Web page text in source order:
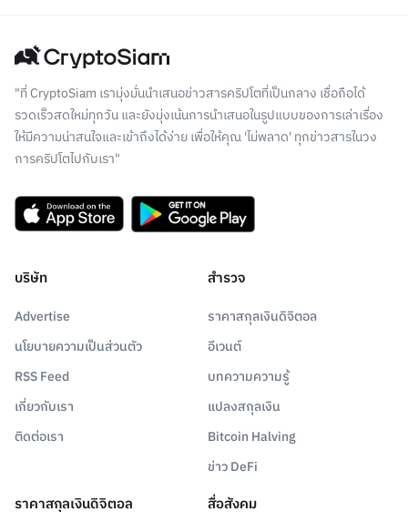
"ที่ CryptoSiam เรามุ่งมั่นนำเสนอข่าวสารคริปโตที่เป็นกลาง เชื่อถือได้
รวดเร็วสดใหม่ทุกวัน และยังมุ่งเน้นการนำเสนอในรูปแบบของการเล่าเรื่อง
ให้มีความน่าสนใจและเข้าถึงได้ง่าย เพื่อให้คุณ 'ไม่พลาด' ทุกข่าวสารในวง
การคริปโตไปกับเรา"
บริษัท
Advertise
นโยบายความเป็นส่วนตัว
RSS Feed
เกี่ยวกับเรา
ติดต่อเรา
สำรวจ
ราคาสกุลเงินดิจิตอล
อีเวนต์
บทความความรู้
แปลงสกุลเงิน
Bitcoin Halving
ข่าว DeFi
ราคาสกุลเงินดิจิตอล สื่อสังคม